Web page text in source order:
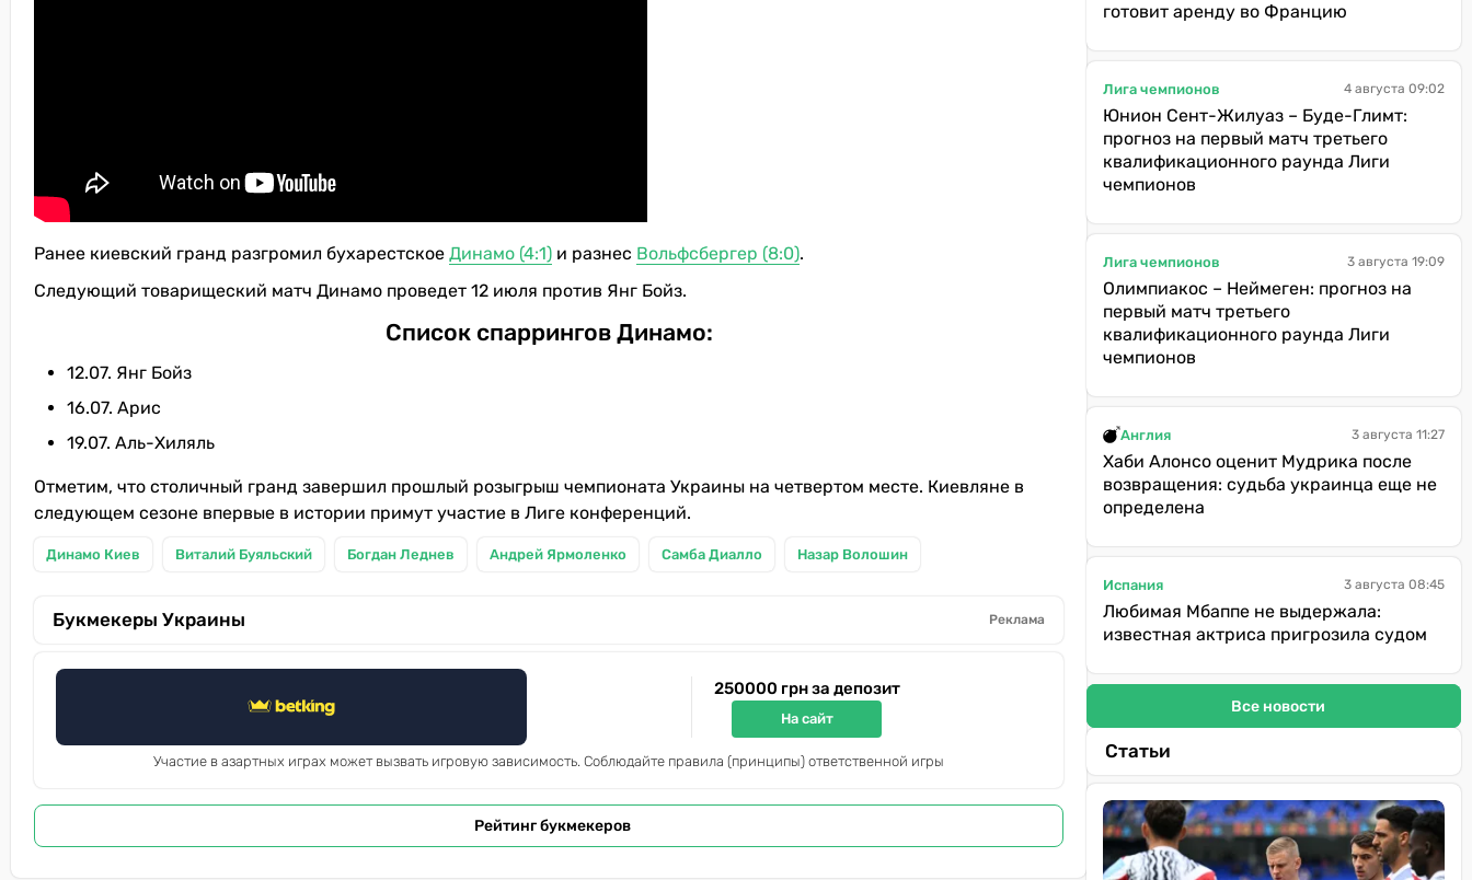
Ранее киевский гранд разгромил бухарестское Динамо (4:1) и разнес Вольфсбергер (8:0).
Следующий товарищеский матч Динамо проведет 12 июля против Янг Бойз.
Список спаррингов Динамо:
12.07. Янг Бойз
16.07. Арис
19.07. Аль-Хиляль
Отметим, что столичный гранд завершил прошлый розыгрыш чемпионата Украины на четвертом месте. Киевляне в
следующем сезоне впервые в истории примут участие в Лиге конференций.
Динамо Киев Виталий Буяльский Богдан Леднев Андрей Ярмоленко Самба Диалло Назар Волошин
Букмекеры Украины Реклама
250000 грн за депозит
На сайт
Участие в азартных играх может вызвать игровую зависимость. Соблюдайте правила (принципы) ответственной игры
Рейтинг букмекеров
готовит аренду во Францию
Лига чемпионов 4 августа 09:02
Юнион Сент-Жилуаз – Буде-Глимт:
прогноз на первый матч третьего
квалификационного раунда Лиги
чемпионов
Лига чемпионов 3 августа 19:09
Олимпиакос – Неймеген: прогноз на
первый матч третьего
квалификационного раунда Лиги
чемпионов
Англия 3 августа 11:27
Хаби Алонсо оценит Мудрика после
возвращения: судьба украинца еще не
определена
Испания 3 августа 08:45
Любимая Мбаппе не выдержала:
известная актриса пригрозила судом
Все новости
Статьи